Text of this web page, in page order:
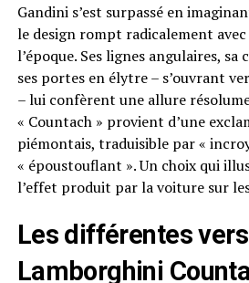
Gandini s’est surpassé en
le design rompt radicalement
l’époque. Ses lignes angulaires,
ses portes en élytre – s’ouvrant
– lui confèrent une allure
« Countach » provient d’une
piémontais, traduisible par «
« époustouflant ». Un choix qui
l’effet produit par la voiture sur
Les différentes
Lamborghini